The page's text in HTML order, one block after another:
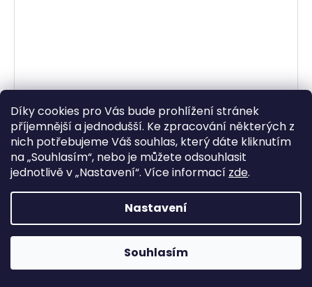
Díky cookies pro Vás bude prohlížení stránek
příjemnější a jednodušší. Ke zpracování některých z
nich potřebujeme Váš souhlas, který dáte kliknutím
na „Souhlasím“, nebo je můžete odsouhlasit
jednotlivě v „Nastavení“. Více informací zde.
Nastavení
Souhlasím
náhradní sada těsnění na pístnici zd. tlumiče
(WP PDS 50 mm), SKF
Skladem
314,88 Kč bez DPH
381 Kč
DO KOŠÍKU